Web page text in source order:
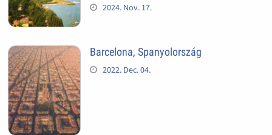
2024. Nov. 17.
Barcelona, Spanyolország
2022. Dec. 04.